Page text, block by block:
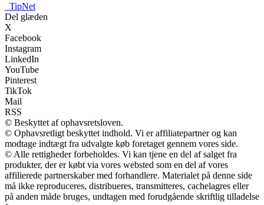
TipNet
Del glæden
X
Facebook
Instagram
LinkedIn
YouTube
Pinterest
TikTok
Mail
RSS
© Beskyttet af ophavsretsloven.
© Ophavsretligt beskyttet indhold. Vi er affiliatepartner og kan
modtage indtægt fra udvalgte køb foretaget gennem vores side.
© Alle rettigheder forbeholdes. Vi kan tjene en del af salget fra
produkter, der er købt via vores websted som en del af vores
affilierede partnerskaber med forhandlere. Materialet på denne side
må ikke reproduceres, distribueres, transmitteres, cachelagres eller
på anden måde bruges, undtagen med forudgående skriftlig tilladelse